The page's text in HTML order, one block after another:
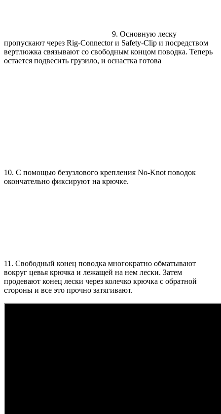
9. Основную леску
пропускают через Rig-Connector и Safety-Clip и посредством
вертлюжка связывают со свободным концом поводка. Теперь
остается подвесить грузило, и оснастка готова
10. С помощью безузлового крепления No-Knot поводок
окончательно фиксируют на крючке.
11. Свободный конец поводка многократно обматывают
вокруг цевья крючка и лежащей на нем лески. Затем
продевают конец лески через колечко крючка с обратной
стороны и все это прочно затягивают.